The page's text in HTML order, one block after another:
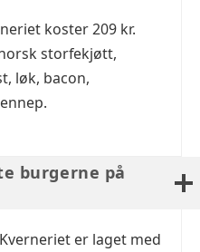
koster 209 kr.
storfekjøtt,
løk, bacon,
burgerne på
er laget med